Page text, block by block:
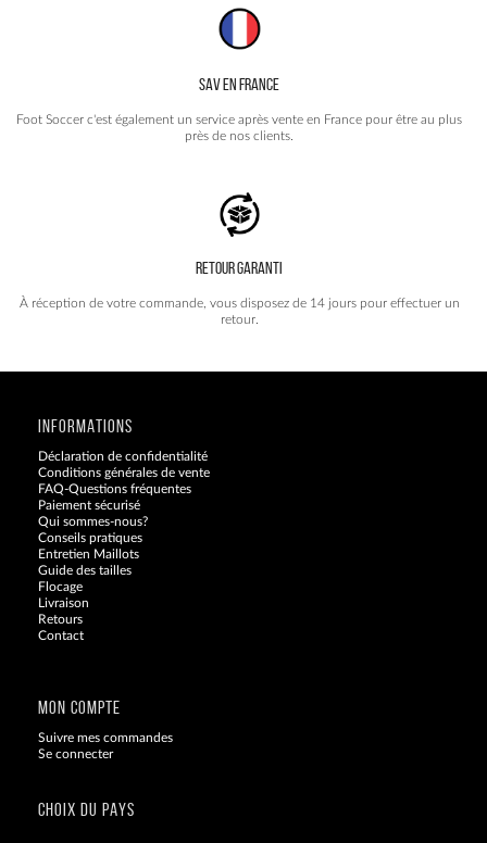
SAV EN FRANCE
Foot Soccer c'est également un service après vente en France pour être au plus
près de nos clients.
RETOUR GARANTI
À réception de votre commande, vous disposez de 14 jours pour effectuer un
retour.
INFORMATIONS
Déclaration de confidentialité
Conditions générales de vente
FAQ-Questions fréquentes
Paiement sécurisé
Qui sommes-nous?
Conseils pratiques
Entretien Maillots
Guide des tailles
Flocage
Livraison
Retours
Contact
MON COMPTE
Suivre mes commandes
Se connecter
CHOIX DU PAYS